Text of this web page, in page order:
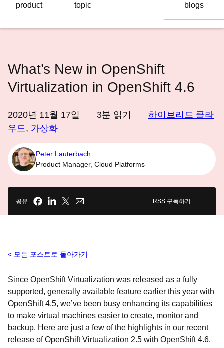
변
product
topic
blogs
What’s New in OpenShift
Virtualization in OpenShift 4.6
2020년 11월 17일 3분 읽기
하이브리드 클라
우드, 가상화
Peter Lauterbach
Product Manager, Cloud Platforms
공유 RSS 구독하기
모든 포스트로 돌아가기
Since OpenShift Virtualization was released as a fully
supported, generally available feature earlier this year with
OpenShift 4.5, we’ve been busy enhancing its capabilities
to make virtual machines easier to create, monitor and
backup. Here are just a few of the highlights in our recent
release of OpenShift Virtualization 2.5 with OpenShift 4.6.